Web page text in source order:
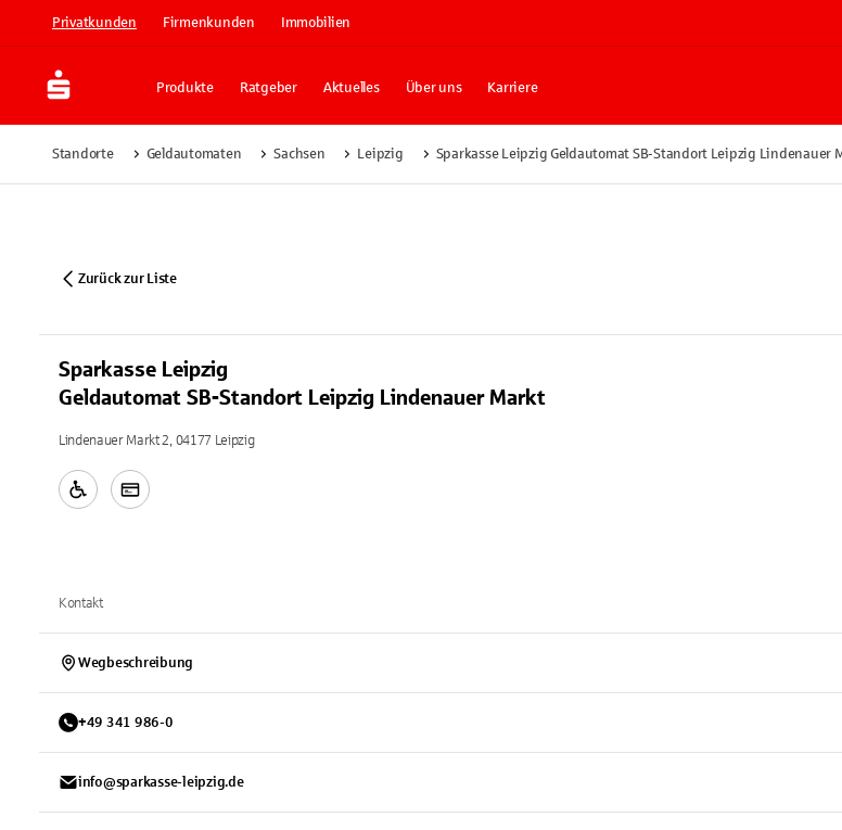
Privatkunden Firmenkunden Immobilien
Produkte Ratgeber Aktuelles Über uns Karriere
Standorte Geldautomaten Sachsen Leipzig Sparkasse Leipzig Geldautomat SB-Standort Leipzig Lindenauer
Zurück zur Liste
Sparkasse Leipzig
Geldautomat SB-Standort Leipzig Lindenauer Markt
Lindenauer Markt 2, 04177 Leipzig
Kontakt
Wegbeschreibung
+49 341 986-0
info@sparkasse-leipzig.de